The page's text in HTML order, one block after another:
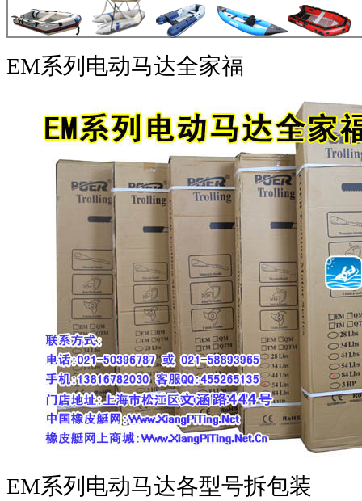
EM系列电动马达全家福
EM系列电动马达各型号拆包装